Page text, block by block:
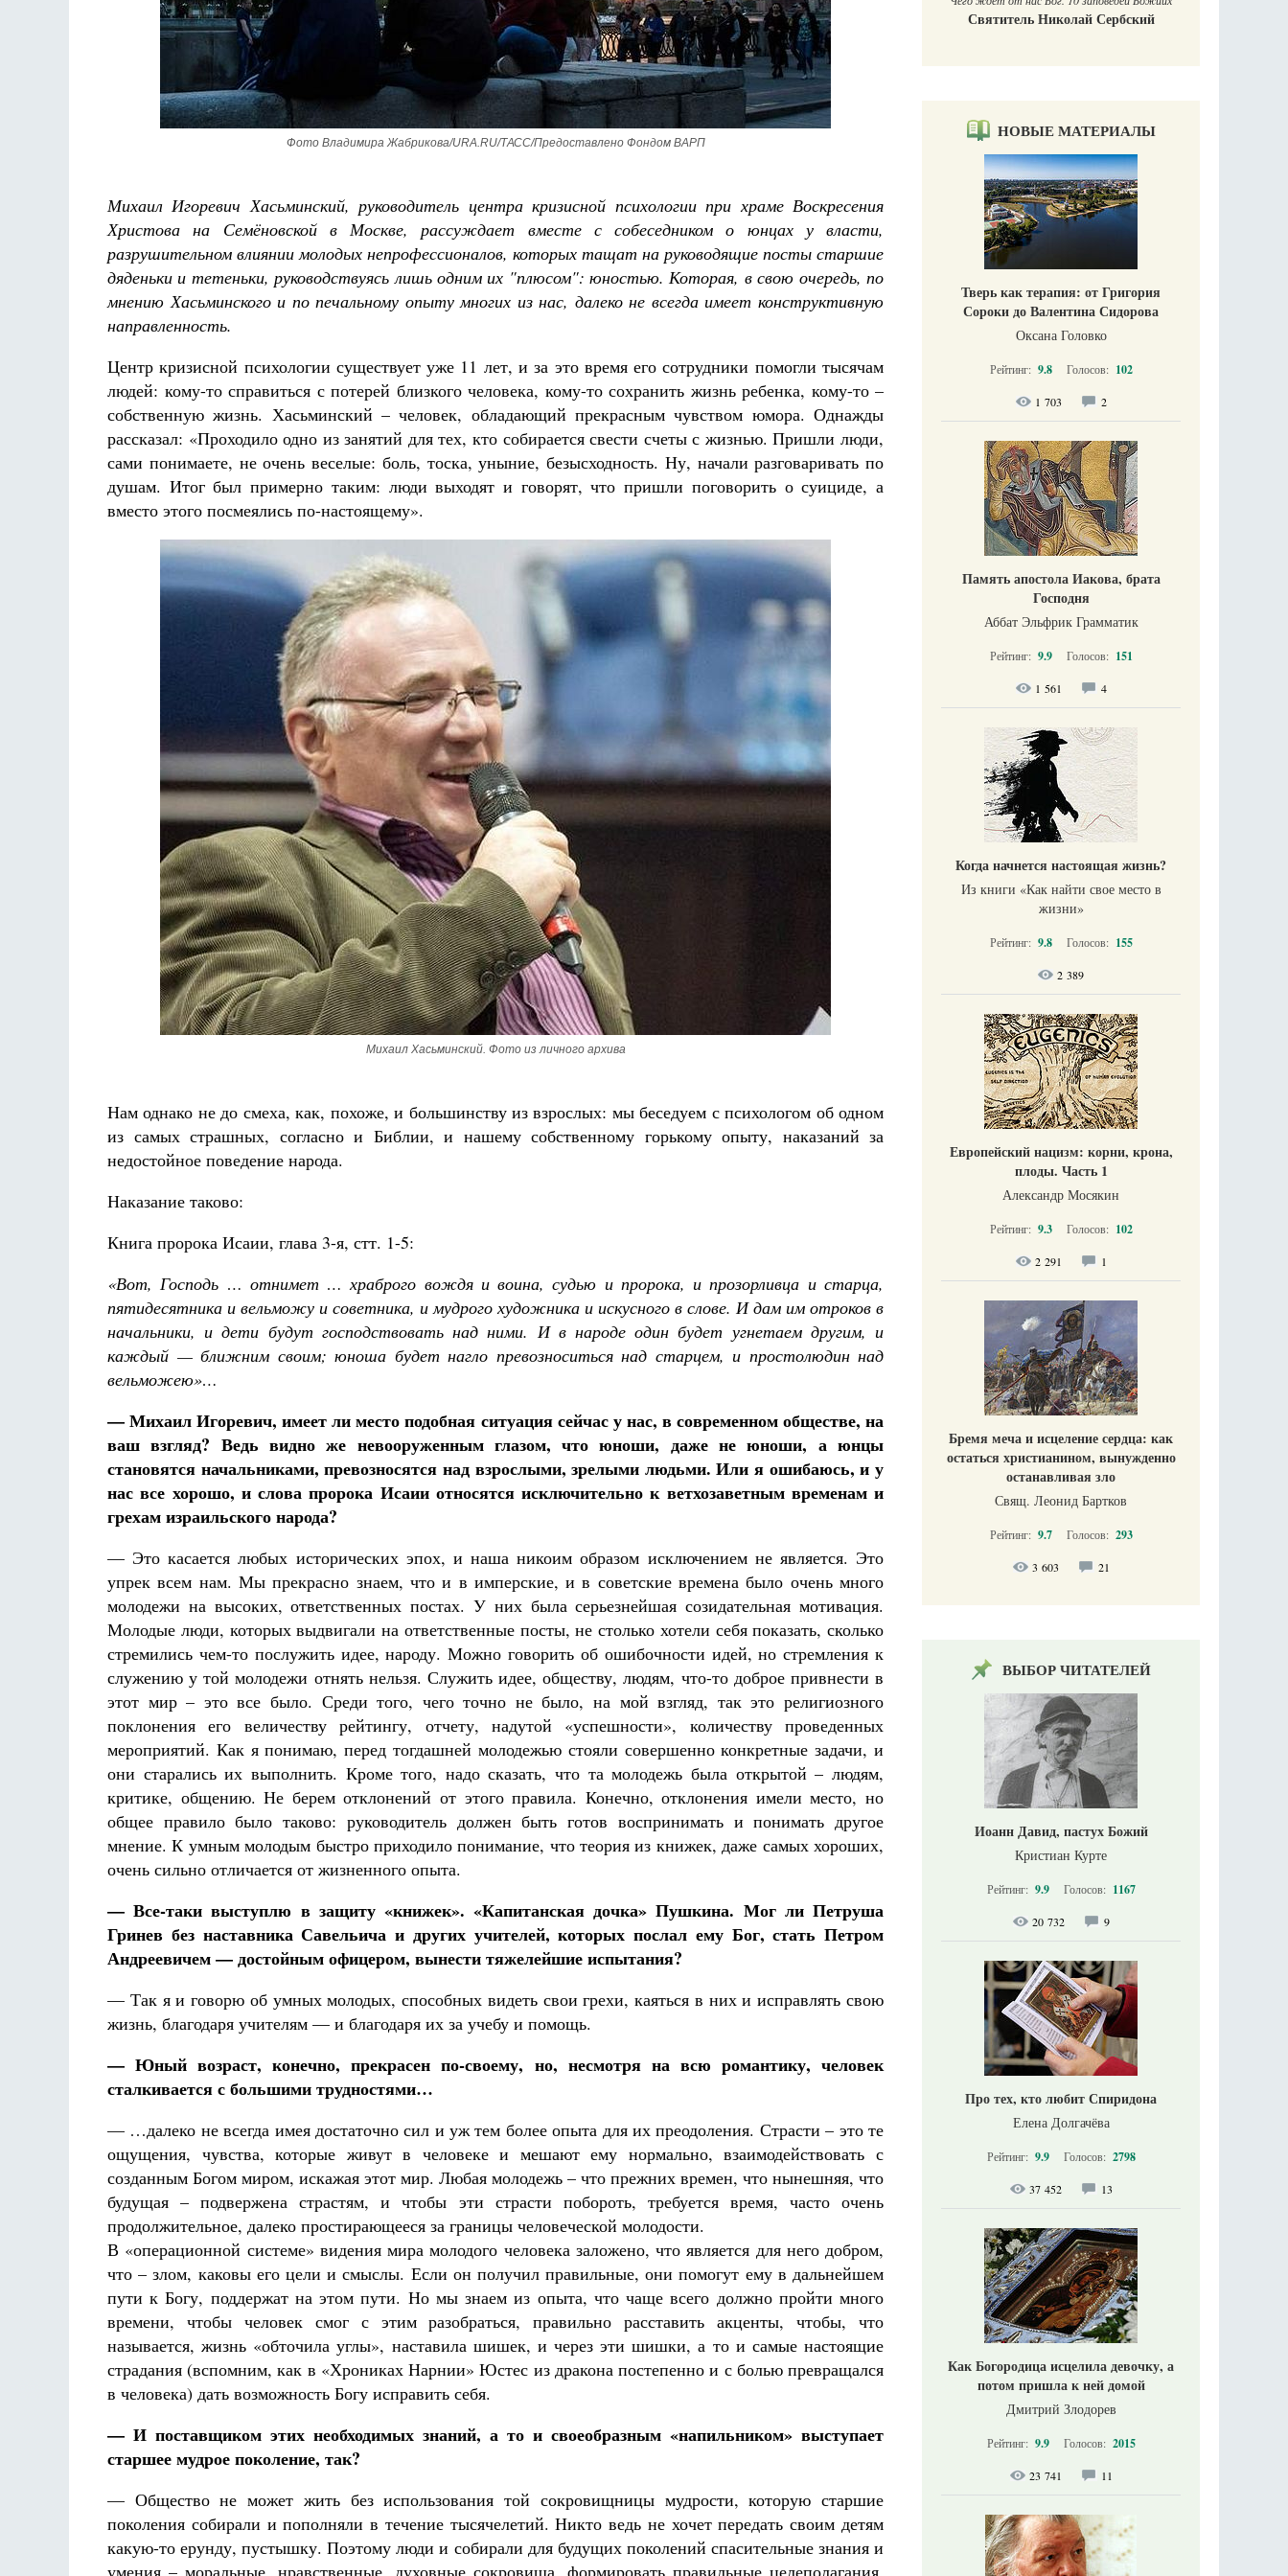
Фото Владимира Жабрикова/URA.RU/ТАСС/Предоставлено Фондом ВАРП
Михаил Игоревич Хасьминский, руководитель центра кризисной психологии при храме Воскресения
Христова на Семёновской в Москве, рассуждает вместе с собеседником о юнцах у власти,
разрушительном влиянии молодых непрофессионалов, которых тащат на руководящие посты старшие
дяденьки и тетеньки, руководствуясь лишь одним их "плюсом": юностью. Которая, в свою очередь, по
мнению Хасьминского и по печальному опыту многих из нас, далеко не всегда имеет конструктивную
направленность.
Центр кризисной психологии существует уже 11 лет, и за это время его сотрудники помогли тысячам
людей: кому-то справиться с потерей близкого человека, кому-то сохранить жизнь ребенка, кому-то –
собственную жизнь. Хасьминский – человек, обладающий прекрасным чувством юмора. Однажды
рассказал: «Проходило одно из занятий для тех, кто собирается свести счеты с жизнью. Пришли люди,
сами понимаете, не очень веселые: боль, тоска, уныние, безысходность. Ну, начали разговаривать по
душам. Итог был примерно таким: люди выходят и говорят, что пришли поговорить о суициде, а
вместо этого посмеялись по-настоящему».
Михаил Хасьминский. Фото из личного архива
Нам однако не до смеха, как, похоже, и большинству из взрослых: мы беседуем с психологом об одном
из самых страшных, согласно и Библии, и нашему собственному горькому опыту, наказаний за
недостойное поведение народа.
Наказание таково:
Книга пророка Исаии, глава 3-я, стт. 1-5:
«Вот, Господь … отнимет … храброго вождя и воина, судью и пророка, и прозорливца и старца,
пятидесятника и вельможу и советника, и мудрого художника и искусного в слове. И дам им отроков в
начальники, и дети будут господствовать над ними. И в народе один будет угнетаем другим, и
каждый — ближним своим; юноша будет нагло превозноситься над старцем, и простолюдин над
вельможею»…
— Михаил Игоревич, имеет ли место подобная ситуация сейчас у нас, в современном обществе, на
ваш взгляд? Ведь видно же невооруженным глазом, что юноши, даже не юноши, а юнцы
становятся начальниками, превозносятся над взрослыми, зрелыми людьми. Или я ошибаюсь, и у
нас все хорошо, и слова пророка Исаии относятся исключительно к ветхозаветным временам и
грехам израильского народа?
— Это касается любых исторических эпох, и наша никоим образом исключением не является. Это
упрек всем нам. Мы прекрасно знаем, что и в имперские, и в советские времена было очень много
молодежи на высоких, ответственных постах. У них была серьезнейшая созидательная мотивация.
Молодые люди, которых выдвигали на ответственные посты, не столько хотели себя показать, сколько
стремились чем-то послужить идее, народу. Можно говорить об ошибочности идей, но стремления к
служению у той молодежи отнять нельзя. Служить идее, обществу, людям, что-то доброе привнести в
этот мир – это все было. Среди того, чего точно не было, на мой взгляд, так это религиозного
поклонения его величеству рейтингу, отчету, надутой «успешности», количеству проведенных
мероприятий. Как я понимаю, перед тогдашней молодежью стояли совершенно конкретные задачи, и
они старались их выполнить. Кроме того, надо сказать, что та молодежь была открытой – людям,
критике, общению. Не берем отклонений от этого правила. Конечно, отклонения имели место, но
общее правило было таково: руководитель должен быть готов воспринимать и понимать другое
мнение. К умным молодым быстро приходило понимание, что теория из книжек, даже самых хороших,
очень сильно отличается от жизненного опыта.
— Все-таки выступлю в защиту «книжек». «Капитанская дочка» Пушкина. Мог ли Петруша
Гринев без наставника Савельича и других учителей, которых послал ему Бог, стать Петром
Андреевичем — достойным офицером, вынести тяжелейшие испытания?
— Так я и говорю об умных молодых, способных видеть свои грехи, каяться в них и исправлять свою
жизнь, благодаря учителям — и благодаря их за учебу и помощь.
— Юный возраст, конечно, прекрасен по-своему, но, несмотря на всю романтику, человек
сталкивается с большими трудностями…
— …далеко не всегда имея достаточно сил и уж тем более опыта для их преодоления. Страсти – это те
ощущения, чувства, которые живут в человеке и мешают ему нормально, взаимодействовать с
созданным Богом миром, искажая этот мир. Любая молодежь – что прежних времен, что нынешняя, что
будущая – подвержена страстям, и чтобы эти страсти побороть, требуется время, часто очень
продолжительное, далеко простирающееся за границы человеческой молодости.
В «операционной системе» видения мира молодого человека заложено, что является для него добром,
что – злом, каковы его цели и смыслы. Если он получил правильные, они помогут ему в дальнейшем
пути к Богу, поддержат на этом пути. Но мы знаем из опыта, что чаще всего должно пройти много
времени, чтобы человек смог с этим разобраться, правильно расставить акценты, чтобы, что
называется, жизнь «обточила углы», наставила шишек, и через эти шишки, а то и самые настоящие
страдания (вспомним, как в «Хрониках Нарнии» Юстес из дракона постепенно и с болью превращался
в человека) дать возможность Богу исправить себя.
— И поставщиком этих необходимых знаний, а то и своеобразным «напильником» выступает
старшее мудрое поколение, так?
— Общество не может жить без использования той сокровищницы мудрости, которую старшие
поколения собирали и пополняли в течение тысячелетий. Никто ведь не хочет передать своим детям
какую-то ерунду, пустышку. Поэтому люди и собирали для будущих поколений спасительные знания и
умения – моральные, нравственные, духовные сокровища, формировать правильные целеполагания.
Кирилл Мурышев Святитель Николай Сербский
НОВЫЕ МАТЕРИАЛЫ
Тверь как терапия: от Григория
Сороки до Валентина Сидорова
Оксана Головко
Рейтинг: 9.8 Голосов: 102
1 703 2
Память апостола Иакова, брата
Господня
Аббат Эльфрик Грамматик
Рейтинг: 9.9 Голосов: 151
1 561 4
Когда начнется настоящая жизнь?
Из книги «Как найти свое место в
жизни​»
Рейтинг: 9.8 Голосов: 155
2 389
Европейский нацизм: корни, крона,
плоды. Часть 1
Александр Мосякин
Рейтинг: 9.3 Голосов: 102
2 291 1
Бремя меча и исцеление сердца: как
остаться христианином, вынужденно
останавливая зло
Свящ. Леонид Бартков
Рейтинг: 9.7 Голосов: 293
3 603 21
ВЫБОР ЧИТАТЕЛЕЙ
Иоанн Давид, пастух Божий
Кристиан Курте
Рейтинг: 9.9 Голосов: 1167
20 732 9
Про тех, кто любит Спиридона
Елена Долгачёва
Рейтинг: 9.9 Голосов: 2798
37 452 13
Как Богородица исцелила девочку, а
потом пришла к ней домой
Дмитрий Злодорев
Рейтинг: 9.9 Голосов: 2015
23 741 11